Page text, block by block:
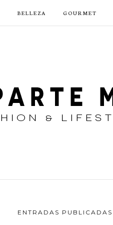
BELLEZA GOURMET
ENTRADAS